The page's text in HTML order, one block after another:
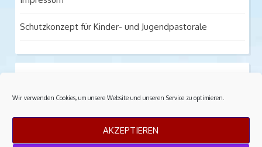
Wir verwenden Cookies, um unsere Website und unseren Service zu optimieren.
AKZEPTIEREN
Schutzkonzept für Kinder- und Jugendpastorale